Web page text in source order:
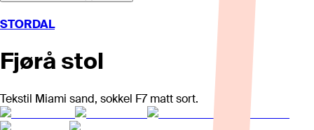
STORDAL
Fjørå stol
Tekstil Miami sand, sokkel F7 matt sort.